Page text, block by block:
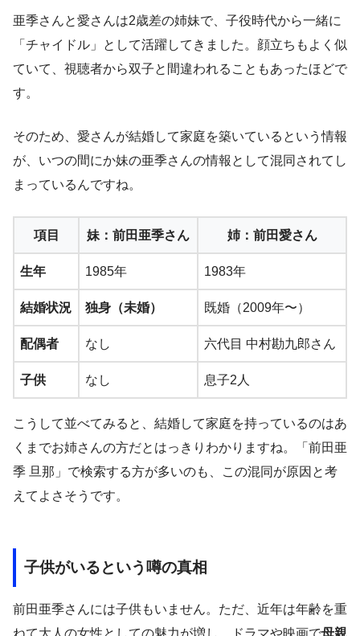
亜季さんと愛さんは2歳差の姉妹で、子役時代から一緒に
「チャイドル」として活躍してきました。顔立ちもよく似
ていて、視聴者から双子と間違われることもあったほどで
す。
そのため、愛さんが結婚して家庭を築いているという情報
が、いつの間にか妹の亜季さんの情報として混同されてし
まっているんですね。
項目 妹：前田亜季さん 姉：前田愛さん
生年 1985年 1983年
結婚状況 独身（未婚） 既婚（2009年〜）
配偶者 なし 六代目 中村勘九郎さん
子供 なし 息子2人
こうして並べてみると、結婚して家庭を持っているのはあ
くまでお姉さんの方だとはっきりわかりますね。「前田亜
季 旦那」で検索する方が多いのも、この混同が原因と考
えてよさそうです。
子供がいるという噂の真相
前田亜季さんには子供もいません。ただ、近年は年齢を重